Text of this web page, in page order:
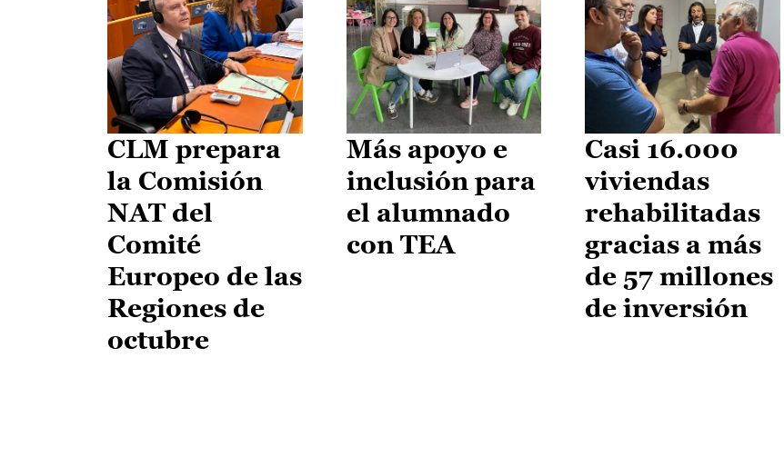
CLM prepara
la Comisión
NAT del
Comité
Europeo de las
Regiones de
octubre
Más apoyo e
inclusión para
el alumnado
con TEA
Casi 16.000
viviendas
rehabilitadas
gracias a más
de 57 millones
de inversión